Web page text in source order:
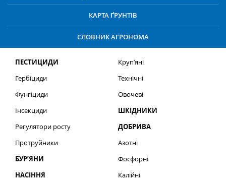
КАРТА ҐРУНТІВ
СЛОВНИК АГРОНОМА
ПЕСТИЦИДИ
Гербіциди
Фунгіциди
Інсекциди
Регулятори росту
Протруйники
БУР’ЯНИ
НАСІННЯ
Круп’яні
Технічні
Овочеві
ШКІДНИКИ
ДОБРИВА
Азотні
Фосфорні
Калійні